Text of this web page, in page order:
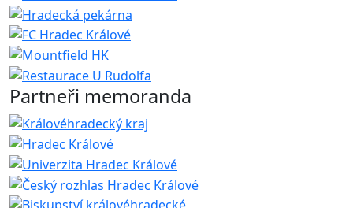
Partneři memoranda